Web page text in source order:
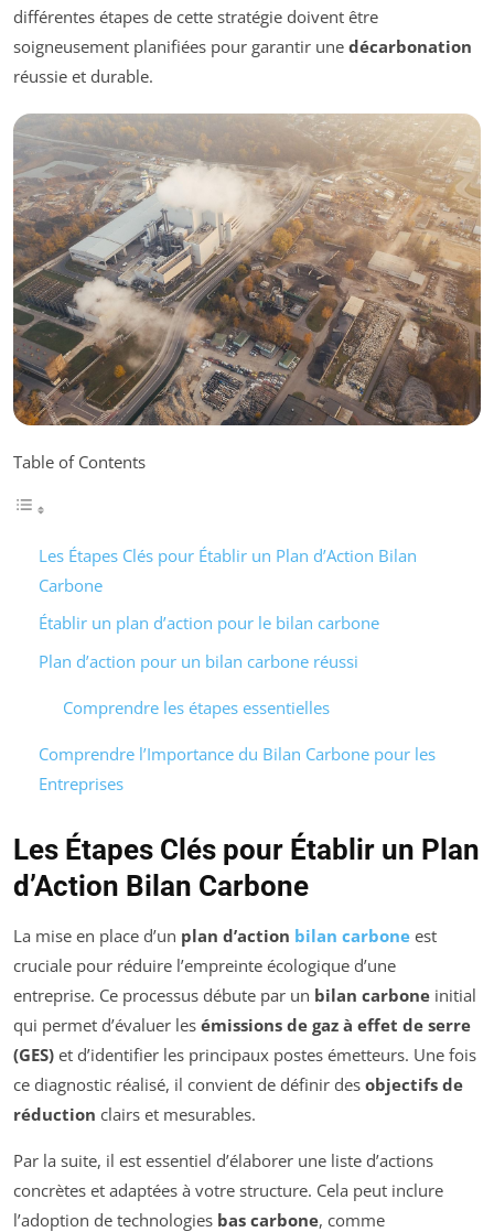
différentes étapes de cette stratégie doivent être
soigneusement planifiées pour garantir une décarbonation
réussie et durable.
Table of Contents
Les Étapes Clés pour Établir un Plan d’Action Bilan
Carbone
Établir un plan d’action pour le bilan carbone
Plan d’action pour un bilan carbone réussi
Comprendre les étapes essentielles
Comprendre l’Importance du Bilan Carbone pour les
Entreprises
Les Étapes Clés pour Établir un Plan
d’Action Bilan Carbone
La mise en place d’un plan d’action bilan carbone est
cruciale pour réduire l’empreinte écologique d’une
entreprise. Ce processus débute par un bilan carbone initial
qui permet d’évaluer les émissions de gaz à effet de serre
(GES) et d’identifier les principaux postes émetteurs. Une fois
ce diagnostic réalisé, il convient de définir des objectifs de
réduction clairs et mesurables.
Par la suite, il est essentiel d’élaborer une liste d’actions
concrètes et adaptées à votre structure. Cela peut inclure
l’adoption de technologies bas carbone, comme